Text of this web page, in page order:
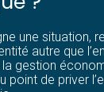
une situation,
autre que
gestion
point de priver